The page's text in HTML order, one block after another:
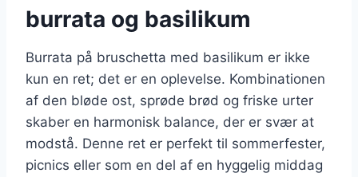
burrata og basilikum
Burrata på bruschetta med basilikum er ikke
kun en ret; det er en oplevelse. Kombinationen
af den bløde ost, sprøde brød og friske urter
skaber en harmonisk balance, der er svær at
modstå. Denne ret er perfekt til sommerfester,
picnics eller som en del af en hyggelig middag